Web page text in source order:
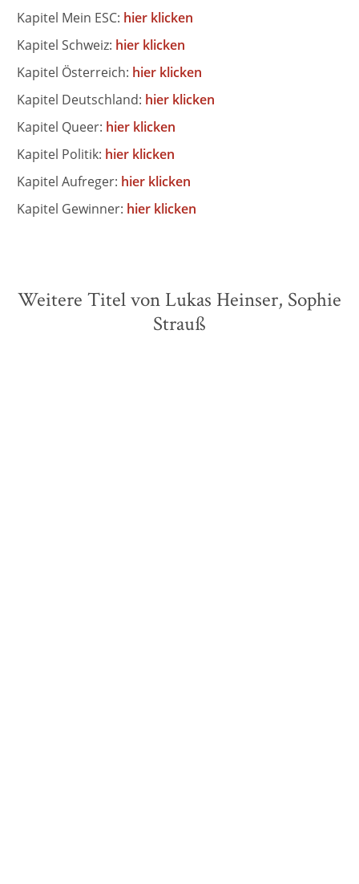
Kapitel Mein ESC: hier klicken
Kapitel Schweiz: hier klicken
Kapitel Österreich: hier klicken
Kapitel Deutschland: hier klicken
Kapitel Queer: hier klicken
Kapitel Politik: hier klicken
Kapitel Aufreger: hier klicken
Kapitel Gewinner: hier klicken
Weitere Titel von Lukas Heinser, Sophie
Strauß